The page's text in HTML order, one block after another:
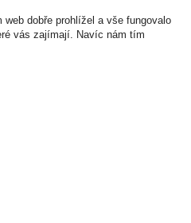
39 Kč
Cena za:1 ks
dobře prohlížel a vše fungovalo
vás zajímají. Navíc nám tím